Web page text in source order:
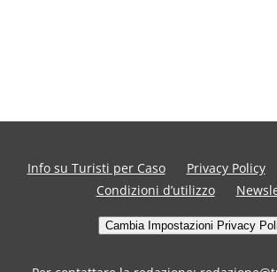
Info su Turisti per Caso Privacy Policy
Condizioni d’utilizzo
Cambia Impostazioni Privacy